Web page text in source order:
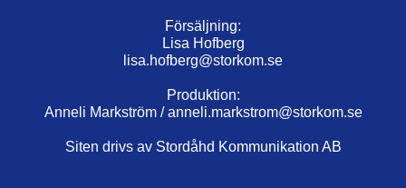
Försäljning:
Lisa Hofberg
lisa.hofberg@storkom.se
Produktion:
Anneli Markström /anneli.markstrom@storkom.se
Siten drivs av Stordåhd Kommunikation AB